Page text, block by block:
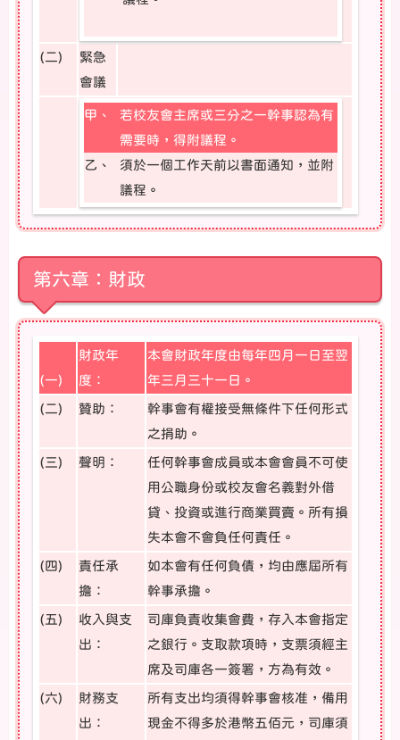
(二)
緊急
會議
甲、
若校友會主席或三分之一幹事認為有
需要時，得附議程。
乙、
須於一個工作天前以書面通知，並附
議程。
第六章：財政
(一)
財政年
度：
本會財政年度由每年四月一日至翌
年三月三十一日。
(二) 贊助：
幹事會有權接受無條件下任何形式
之捐助。
(三) 聲明：
任何幹事會成員或本會會員不可使
用公職身份或校友會名義對外借
貸、投資或進行商業買賣。所有損
失本會不會負任何責任。
(四)
責任承
擔：
如本會有任何負債，均由應屆所有
幹事承擔。
(五)
收入與支
出：
司庫負責收集會費，存入本會指定
之銀行。支取款項時，支票須經主
席及司庫各一簽署，方為有效。
(六)
財務支
出：
所有支出均須得幹事會核准，備用
現金不得多於港幣五佰元，司庫須